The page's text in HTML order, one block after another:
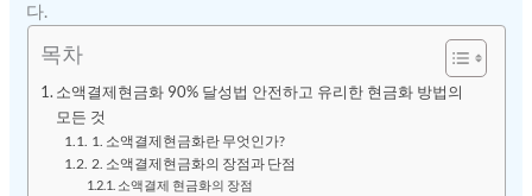
다.
목차
소액결제현금화 90% 달성법 안전하고 유리한 현금화 방법의
모든 것
1. 소액결제현금화란 무엇인가?
2. 소액결제현금화의 장점과 단점
소액결제 현금화의 장점